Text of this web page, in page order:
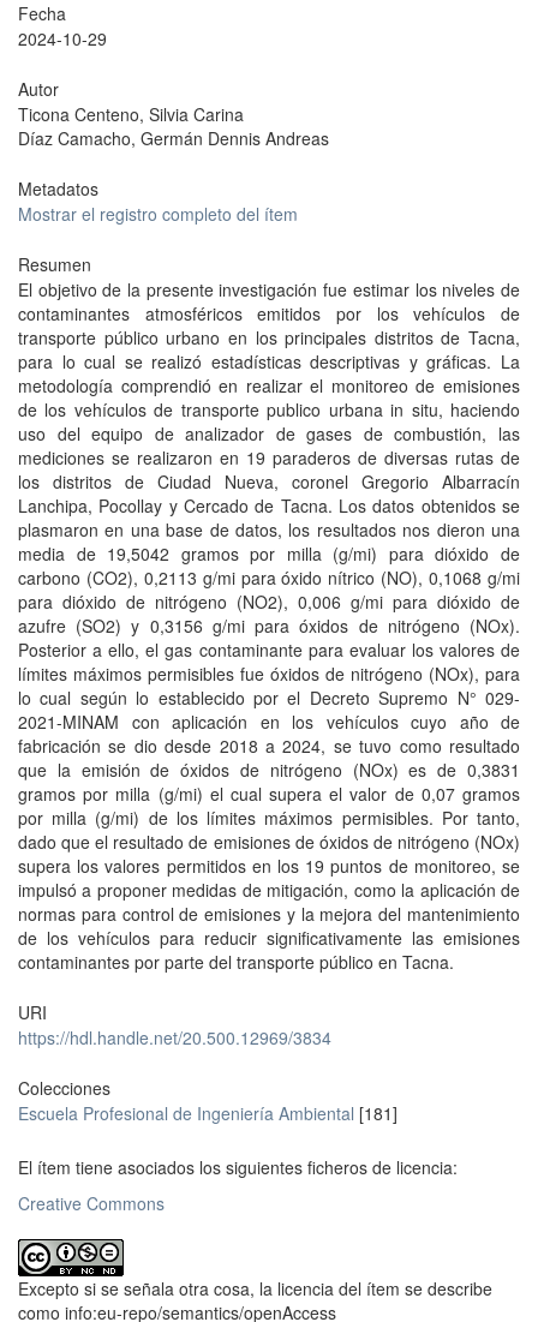
Fecha
2024-10-29
Autor
Ticona Centeno, Silvia Carina
Díaz Camacho, Germán Dennis Andreas
Metadatos
Mostrar el registro completo del ítem
Resumen
El objetivo de la presente investigación fue estimar los niveles de
contaminantes atmosféricos emitidos por los vehículos de
transporte público urbano en los principales distritos de Tacna,
para lo cual se realizó estadísticas descriptivas y gráficas. La
metodología comprendió en realizar el monitoreo de emisiones
de los vehículos de transporte publico urbana in situ, haciendo
uso del equipo de analizador de gases de combustión, las
mediciones se realizaron en 19 paraderos de diversas rutas de
los distritos de Ciudad Nueva, coronel Gregorio Albarracín
Lanchipa, Pocollay y Cercado de Tacna. Los datos obtenidos se
plasmaron en una base de datos, los resultados nos dieron una
media de 19,5042 gramos por milla (g/mi) para dióxido de
carbono (CO2), 0,2113 g/mi para óxido nítrico (NO), 0,1068 g/mi
para dióxido de nitrógeno (NO2), 0,006 g/mi para dióxido de
azufre (SO2) y 0,3156 g/mi para óxidos de nitrógeno (NOx).
Posterior a ello, el gas contaminante para evaluar los valores de
límites máximos permisibles fue óxidos de nitrógeno (NOx), para
lo cual según lo establecido por el Decreto Supremo N° 029-
2021-MINAM con aplicación en los vehículos cuyo año de
fabricación se dio desde 2018 a 2024, se tuvo como resultado
que la emisión de óxidos de nitrógeno (NOx) es de 0,3831
gramos por milla (g/mi) el cual supera el valor de 0,07 gramos
por milla (g/mi) de los límites máximos permisibles. Por tanto,
dado que el resultado de emisiones de óxidos de nitrógeno (NOx)
supera los valores permitidos en los 19 puntos de monitoreo, se
impulsó a proponer medidas de mitigación, como la aplicación de
normas para control de emisiones y la mejora del mantenimiento
de los vehículos para reducir significativamente las emisiones
contaminantes por parte del transporte público en Tacna.
URI
https://hdl.handle.net/20.500.12969/3834
Colecciones
Escuela Profesional de Ingeniería Ambiental [181]
El ítem tiene asociados los siguientes ficheros de licencia:
Creative Commons
Excepto si se señala otra cosa, la licencia del ítem se describe
como info:eu-repo/semantics/openAccess